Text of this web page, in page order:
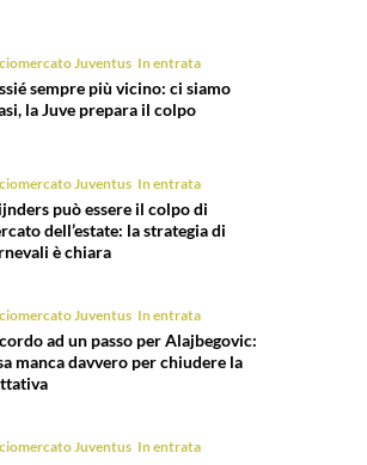
Juventus In entrata
sempre più vicino: ci siamo
la Juve prepara il colpo
Juventus In entrata
può essere il colpo di
dell’estate: la strategia di
è chiara
Juventus In entrata
ad un passo per Alajbegovic:
manca davvero per chiudere la
Juventus In entrata